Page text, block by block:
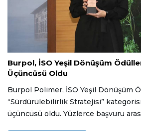
Burpol, İSO Yeşil Dönüşüm
Üçüncüsü Oldu
Burpol Polimer, İSO Yeşil Dönüşüm
“Sürdürülebilirlik Stratejisi”
üçüncüsü oldu. Yüzlerce başvuru